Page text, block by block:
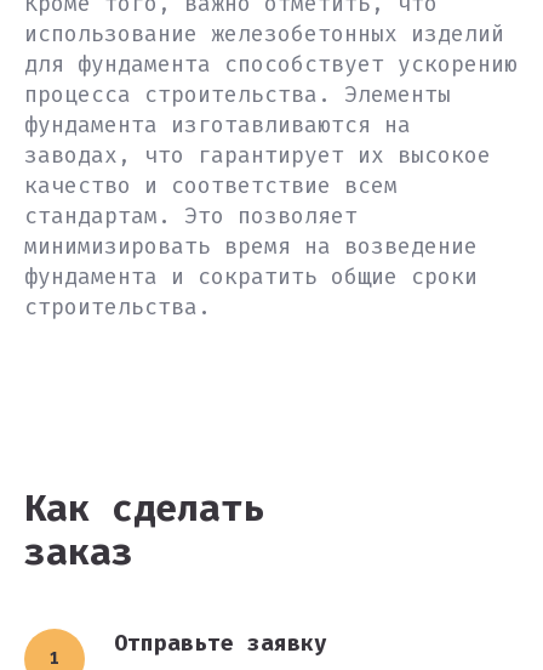
использование железобетонных изделий
для фундамента способствует ускорению
процесса строительства. Элементы
фундамента изготавливаются на
заводах, что гарантирует их высокое
качество и соответствие всем
стандартам. Это позволяет
минимизировать время на возведение
фундамента и сократить общие сроки
строительства.
Как сделать
заказ
Отправьте заявку